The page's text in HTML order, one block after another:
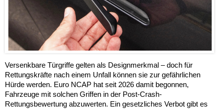
Versenkbare Türgriffe gelten als Designmerkmal – doch für
Rettungskräfte nach einem Unfall können sie zur gefährlichen
Hürde werden. Euro NCAP hat seit 2026 damit begonnen,
Fahrzeuge mit solchen Griffen in der Post-Crash-
Rettungsbewertung abzuwerten. Ein gesetzliches Verbot gibt es